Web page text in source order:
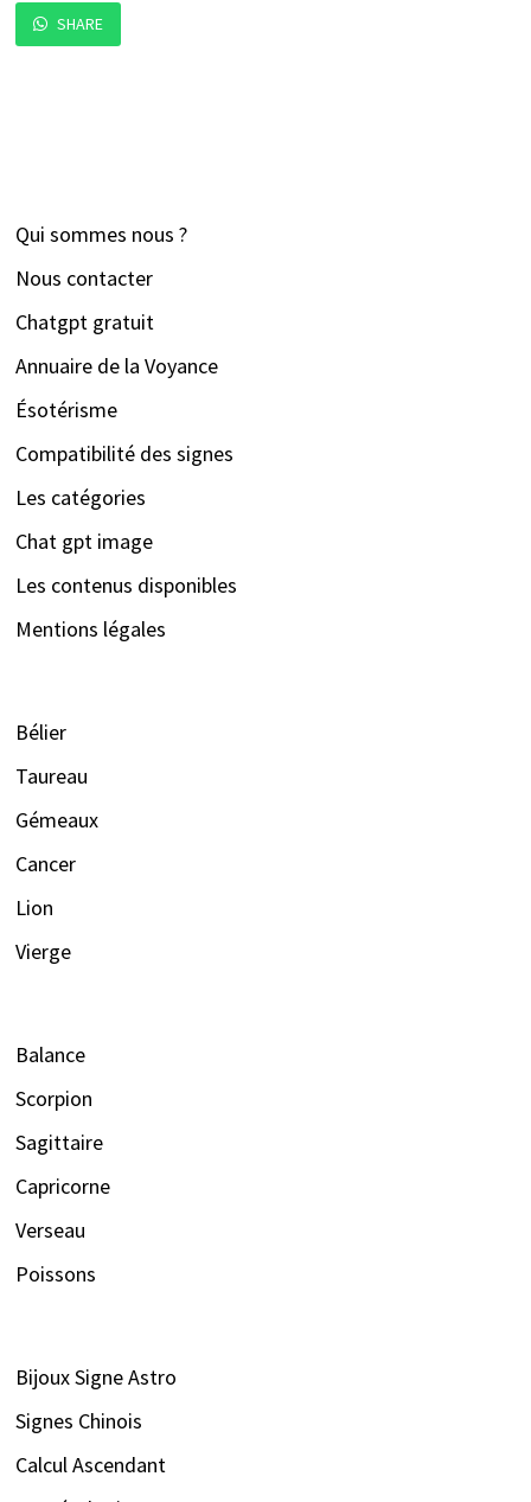
SHARE
Qui sommes nous ?
Nous contacter
Chatgpt gratuit
Annuaire de la Voyance
Ésotérisme
Compatibilité des signes
Les catégories
Chat gpt image
Les contenus disponibles
Mentions légales
Bélier
Taureau
Gémeaux
Cancer
Lion
Vierge
Balance
Scorpion
Sagittaire
Capricorne
Verseau
Poissons
Bijoux Signe Astro
Signes Chinois
Calcul Ascendant